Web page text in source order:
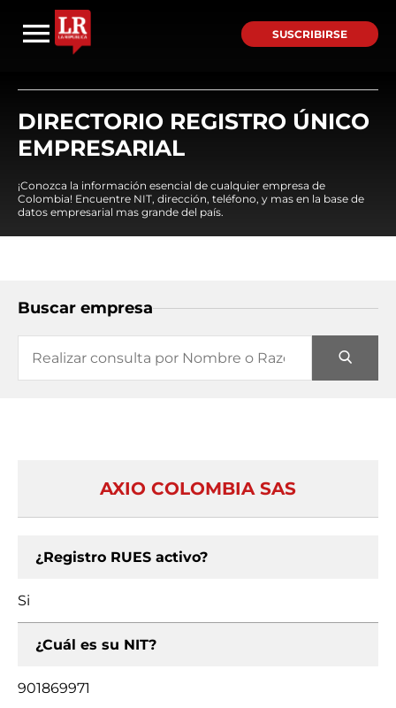
SUSCRIBIRSE
DIRECTORIO REGISTRO ÚNICO
EMPRESARIAL
¡Conozca la información esencial de cualquier empresa de
Colombia! Encuentre NIT, dirección, teléfono, y mas en la base de
datos empresarial mas grande del país.
Buscar empresa
AXIO COLOMBIA SAS
¿Registro RUES activo?
Si
¿Cuál es su NIT?
901869971